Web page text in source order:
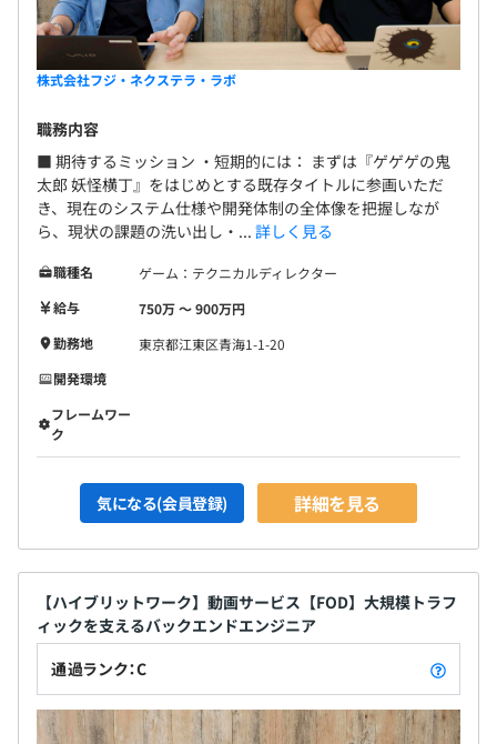
株式会社フジ・ネクステラ・ラボ
職務内容
■ 期待するミッション ・短期的には： まずは『ゲゲゲの鬼
太郎 妖怪横丁』をはじめとする既存タイトルに参画いただ
き、現在のシステム仕様や開発体制の全体像を把握しなが
ら、現状の課題の洗い出し・... 詳しく見る
職種名
ゲーム：テクニカルディレクター
給与
750万 〜 900万円
勤務地
東京都江東区青海1-1-20
開発環境
フレームワー
ク
気になる(会員登録) 詳細を見る
【ハイブリットワーク】動画サービス【FOD】大規模トラフ
ィックを支えるバックエンドエンジニア
通過ランク：C